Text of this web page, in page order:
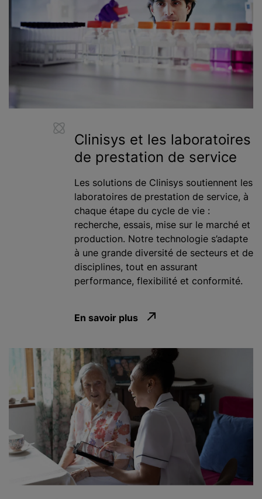
Clinisys et les laboratoires
de prestation de service
Les solutions de Clinisys soutiennent les
laboratoires de prestation de service, à
chaque étape du cycle de vie :
recherche, essais, mise sur le marché et
production. Notre technologie s’adapte
à une grande diversité de secteurs et de
disciplines, tout en assurant
performance, flexibilité et conformité.
En savoir plus